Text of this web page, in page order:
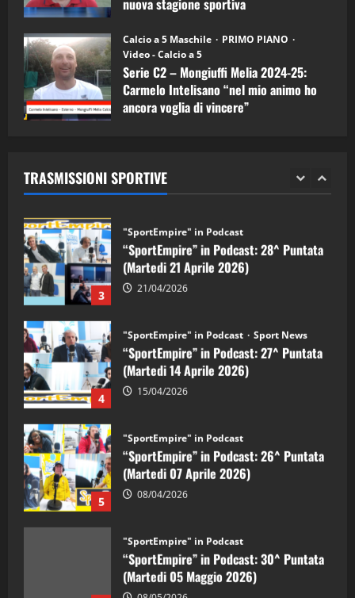
Calcio a 5 Maschile
PRIMO PIANO
Video - Calcio a 5
Serie C2 – Mongiuffi Melia 2024-25:
Carmelo Intelisano “nel mio animo ho
ancora voglia di vincere”
TRASMISSIONI SPORTIVE
1
“SportEmpire” in Podcast: 30^ Puntata
(Martedi 05 Maggio 2026)
08/05/2026
2 28/04/2026
3
“SportEmpire” in Podcast: 28^ Puntata
(Martedi 21 Aprile 2026)
4
“SportEmpire” in Podcast: 27^ Puntata
(Martedi 14 Aprile 2026)
5
“SportEmpire” in Podcast: 26^ Puntata
(Martedi 07 Aprile 2026)
“SportEmpire” in Podcast: 30^ Puntata
(Martedi 05 Maggio 2026)